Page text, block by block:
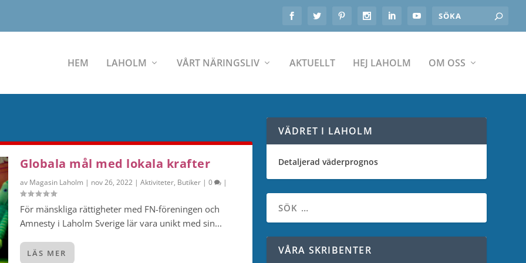
HEM LAHOLM VÅRT NÄRINGSLIV AKTUELLT HEJ LAHOLM OM OSS
Globala mål med lokala krafter
av Magasin Laholm | nov 26, 2022 |Aktiviteter, Butiker |0 |
För mänskliga rättigheter med FN-föreningen och
Amnesty i Laholm Sverige lär vara unikt med sin...
LÄS MER
VÄDRET I LAHOLM
Detaljerad väderprognos
VÅRA SKRIBENTER